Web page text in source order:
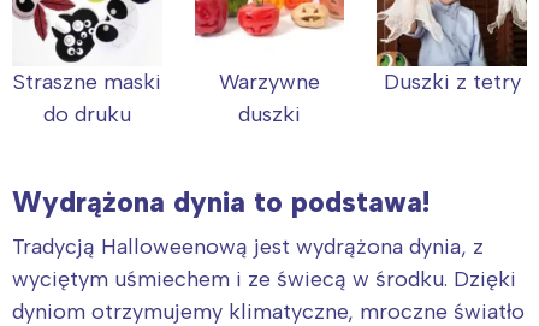
Straszne maski
do druku
Warzywne
duszki
Duszki z tetry
Wydrążona dynia to podstawa!
Tradycją Halloweenową jest wydrążona dynia, z
wyciętym uśmiechem i ze świecą w środku. Dzięki
dyniom otrzymujemy klimatyczne, mroczne światło